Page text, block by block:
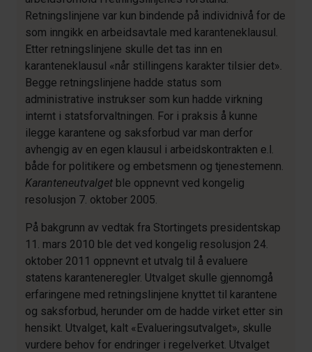
Retningslinjene var kun bindende på individnivå for de
som inngikk en arbeidsavtale med karanteneklausul.
Etter retningslinjene skulle det tas inn en
karanteneklausul «når stillingens karakter tilsier det».
Begge retningslinjene hadde status som
administrative instrukser som kun hadde virkning
internt i statsforvaltningen. For i praksis å kunne
ilegge karantene og saksforbud var man derfor
avhengig av en egen klausul i arbeidskontrakten e.l.
både for politikere og embetsmenn og tjenestemenn.
Karanteneutvalget ble oppnevnt ved kongelig
resolusjon 7. oktober 2005.
På bakgrunn av vedtak fra Stortingets presidentskap
11. mars 2010 ble det ved kongelig resolusjon 24.
oktober 2011 oppnevnt et utvalg til å evaluere
statens karanteneregler. Utvalget skulle gjennomgå
erfaringene med retningslinjene knyttet til karantene
og saksforbud, herunder om de hadde virket etter sin
hensikt. Utvalget, kalt «Evalueringsutvalget», skulle
vurdere behov for endringer i regelverket. Utvalget